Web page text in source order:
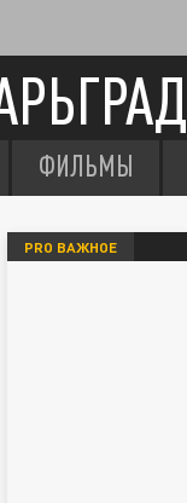
ФИЛЬМЫ
PRO ВАЖНОЕ